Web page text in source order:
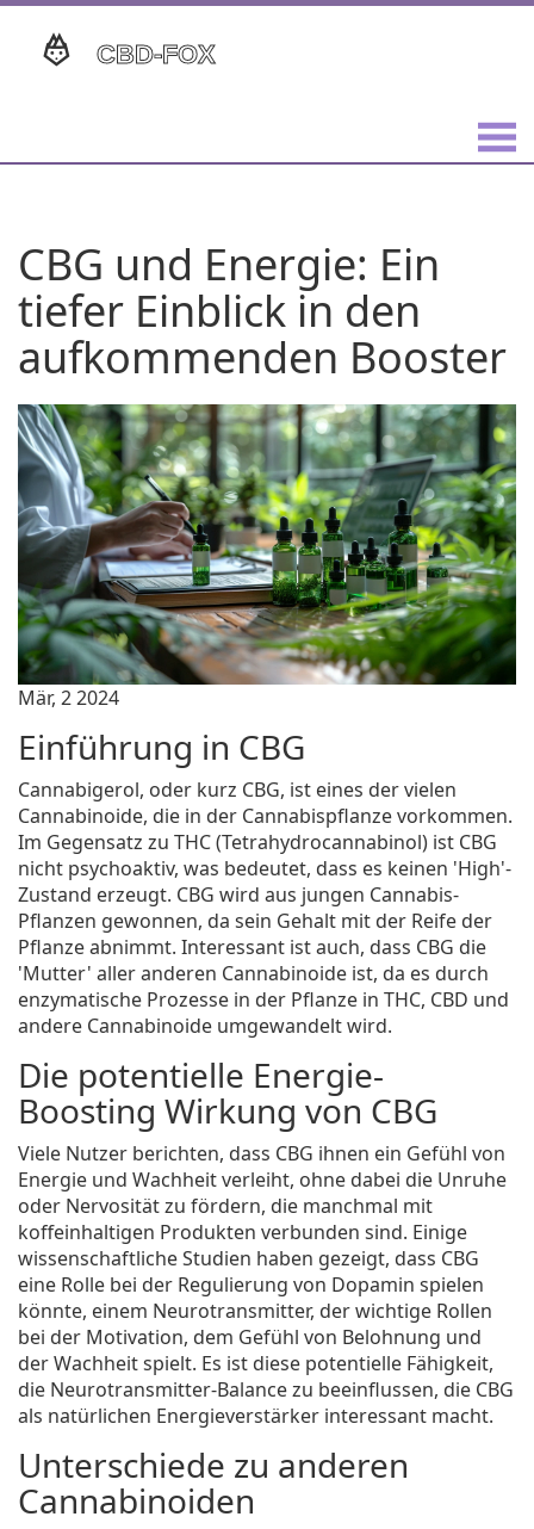
CBG und Energie: Ein
tiefer Einblick in den
aufkommenden Booster
Mär, 2 2024
Einführung in CBG
Cannabigerol, oder kurz CBG, ist eines der vielen
Cannabinoide, die in der Cannabispflanze vorkommen.
Im Gegensatz zu THC (Tetrahydrocannabinol) ist CBG
nicht psychoaktiv, was bedeutet, dass es keinen 'High'-
Zustand erzeugt. CBG wird aus jungen Cannabis-
Pflanzen gewonnen, da sein Gehalt mit der Reife der
Pflanze abnimmt. Interessant ist auch, dass CBG die
'Mutter' aller anderen Cannabinoide ist, da es durch
enzymatische Prozesse in der Pflanze in THC, CBD und
andere Cannabinoide umgewandelt wird.
Die potentielle Energie-
Boosting Wirkung von CBG
Viele Nutzer berichten, dass CBG ihnen ein Gefühl von
Energie und Wachheit verleiht, ohne dabei die Unruhe
oder Nervosität zu fördern, die manchmal mit
koffeinhaltigen Produkten verbunden sind. Einige
wissenschaftliche Studien haben gezeigt, dass CBG
eine Rolle bei der Regulierung von Dopamin spielen
könnte, einem Neurotransmitter, der wichtige Rollen
bei der Motivation, dem Gefühl von Belohnung und
der Wachheit spielt. Es ist diese potentielle Fähigkeit,
die Neurotransmitter-Balance zu beeinflussen, die CBG
als natürlichen Energieverstärker interessant macht.
Unterschiede zu anderen
Cannabinoiden